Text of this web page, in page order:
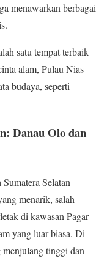
menawarkan berbagai
satu tempat terbaik
alam, Pulau Nias
budaya, seperti
Danau Olo dan
Selatan
menarik, salah
di kawasan Pagar
yang luar biasa. Di
menjulang tinggi dan